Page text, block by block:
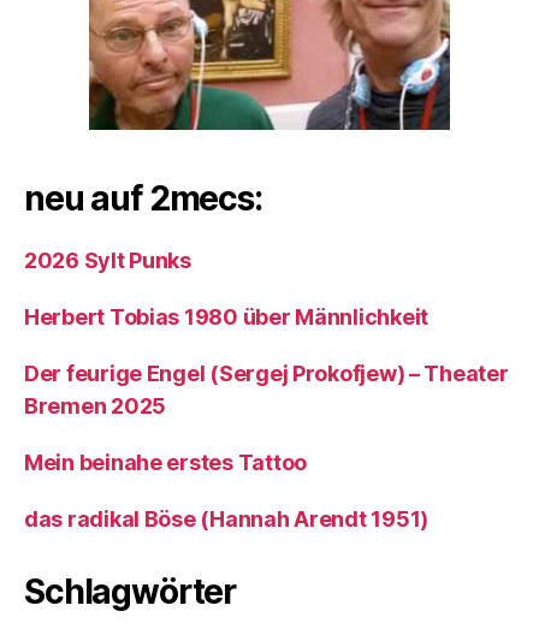
neu auf 2mecs:
2026 Sylt Punks
Herbert Tobias 1980 über Männlichkeit
Der feurige Engel (Sergej Prokofjew) – Theater
Bremen 2025
Mein beinahe erstes Tattoo
das radikal Böse (Hannah Arendt 1951)
Schlagwörter